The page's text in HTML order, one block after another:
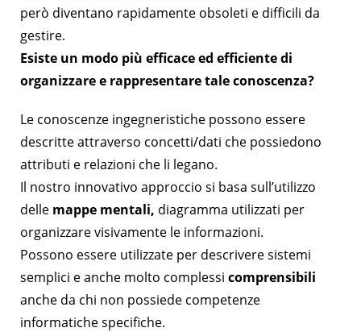
però diventano rapidamente obsoleti e difficili da
gestire.
Esiste un modo più efficace ed efficiente di
organizzare e rappresentare tale conoscenza?
Le conoscenze ingegneristiche possono essere
descritte attraverso concetti/dati che possiedono
attributi e relazioni che li legano.
Il nostro innovativo approccio si basa sull’utilizzo
delle mappe mentali, diagramma utilizzati per
organizzare visivamente le informazioni.
Possono essere utilizzate per descrivere sistemi
semplici e anche molto complessi comprensibili
anche da chi non possiede competenze
informatiche specifiche.